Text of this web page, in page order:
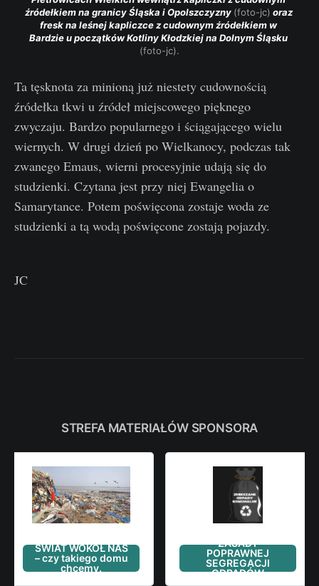
źródełkiem na granicy Śląska i Opolszczyzny (foto-jc) oraz
fresk na leśnej kapliczce z cudownym źródełkiem w
(foto-jc).
Ta tęsknota za minioną już niestety cudownością
źródełka tkwi u źródeł miejscowego pięknego
zwyczaju. Bardzo popularnego i ściągającego wielu
wiernych. W drugi dzień po Wielkanocy, podczas tak
zwanego Emaus, wierni procesyjnie udają się do
studzienki. Czytana jest przy niej Ewangelia o
Samarytance. Potem poświęcona zostaje woda ze
studzienki a tą wodą poświęcone zostają pojazdy.
JC